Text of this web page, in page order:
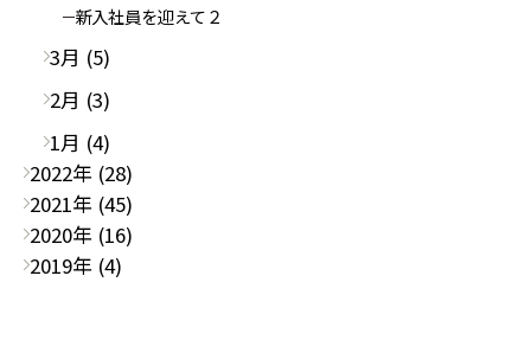
新入社員を迎えて２
3月 (5)
2月 (3)
1月 (4)
2022年 (28)
2021年 (45)
2020年 (16)
2019年 (4)